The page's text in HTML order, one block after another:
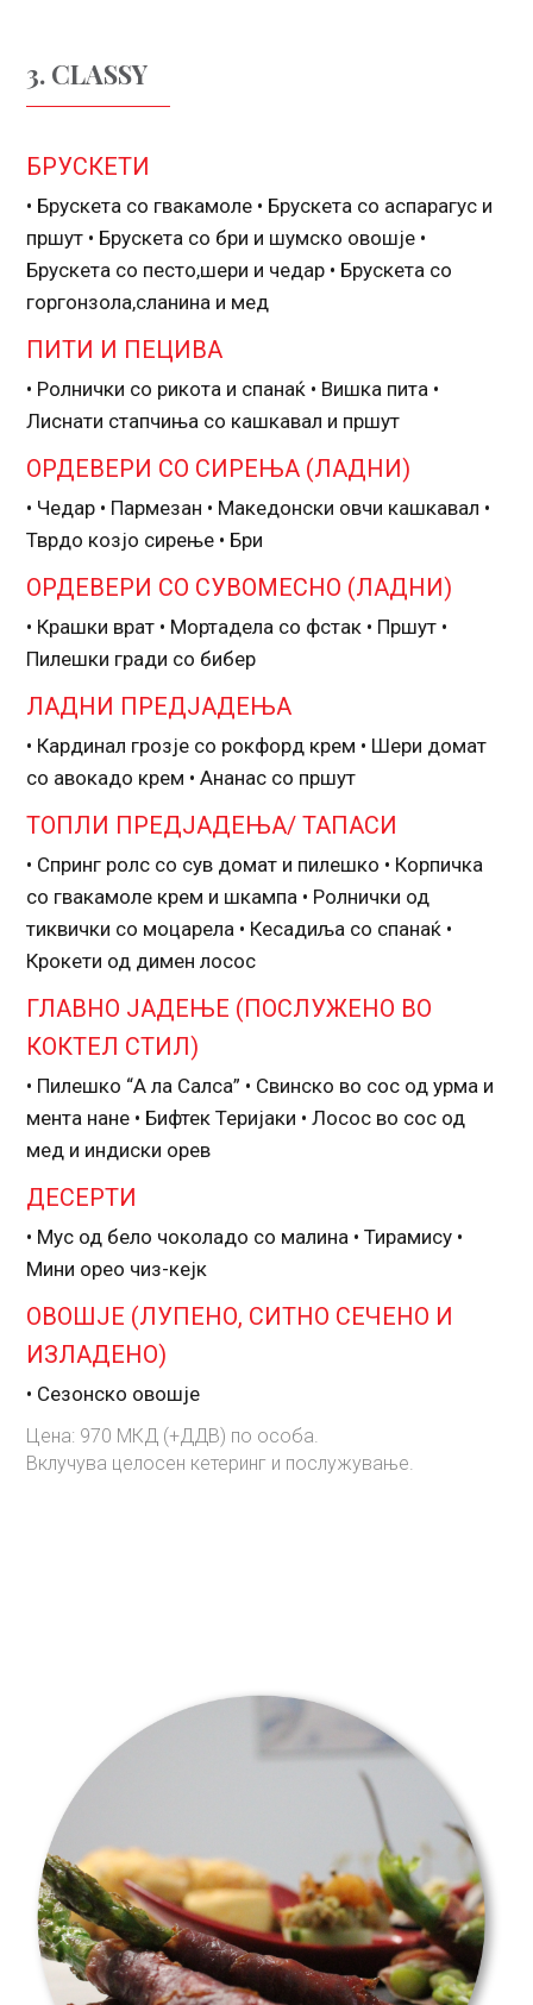
3. CLASSY
БРУСКЕТИ
• Брускета со гвакамоле • Брускета со аспарагус и
пршут • Брускета со бри и шумско овошје •
Брускета со песто,шери и чедар • Брускета со
горгонзола,сланина и мед
ПИТИ И ПЕЦИВА
• Ролнички со рикота и спанаќ • Вишка пита •
Лиснати стапчиња со кашкавал и пршут
ОРДЕВЕРИ СО СИРЕЊА (ЛАДНИ)
• Чедар • Пармезан • Македонски овчи кашкавал •
Тврдо козјо сирење • Бри
ОРДЕВЕРИ СО СУВОМЕСНО (ЛАДНИ)
• Крашки врат • Мортадела со фстак • Пршут •
Пилешки гради со бибер
ЛАДНИ ПРЕДЈАДЕЊА
• Кардинал грозје со рокфорд крем • Шери домат
со авокадо крем • Ананас со пршут
ТОПЛИ ПРЕДЈАДЕЊА/ ТАПАСИ
• Спринг ролс со сув домат и пилешко • Корпичка
со гвакамоле крем и шкампа • Ролнички од
тиквички со моцарела • Кесадиља со спанаќ •
Крокети од димен лосос
ГЛАВНО ЈАДЕЊЕ (ПОСЛУЖЕНО ВО
КОКТЕЛ СТИЛ)
• Пилешко “А ла Салса” • Свинско во сос од урма и
мента нане • Бифтек Теријаки • Лосос во сос од
мед и индиски орев
ДЕСЕРТИ
• Мус од бело чоколадо со малина • Тирамису •
Мини орео чиз-кејк
ОВОШЈЕ (ЛУПЕНО, СИТНО СЕЧЕНО И
ИЗЛАДЕНО)
• Сезонско овошје
Цена: 970 МКД (+ДДВ) по особа.
Вклучува целосен кетеринг и послужување.